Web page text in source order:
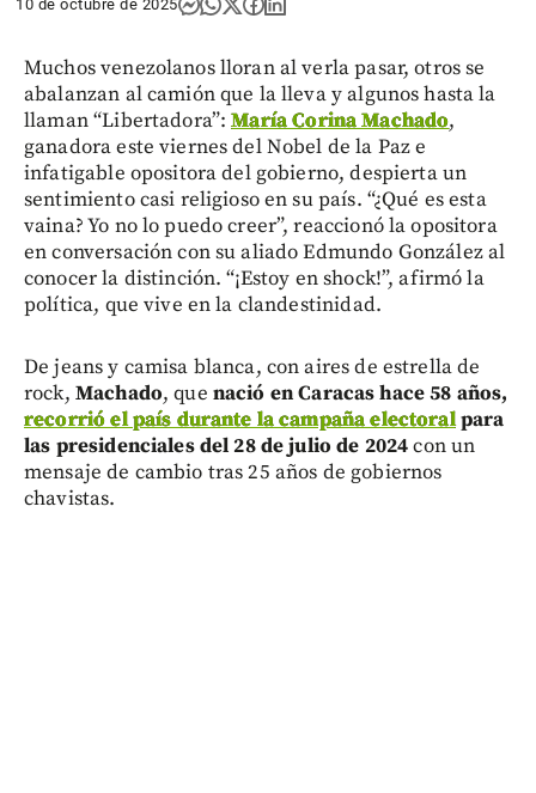
10 de octubre de 2025
Muchos venezolanos lloran al verla pasar, otros se
abalanzan al camión que la lleva y algunos hasta la
llaman “Libertadora”:María Corina Machado,
ganadora este viernes del Nobel de la Paz e
infatigable opositora del gobierno, despierta un
sentimiento casi religioso en su país. “¿Qué es esta
vaina? Yo no lo puedo creer”, reaccionó la opositora
en conversación con su aliado Edmundo González al
conocer la distinción. “¡Estoy en shock!”, afirmó la
política, que vive en la clandestinidad.
De jeans y camisa blanca, con aires de estrella de
rock, Machado, que nació en Caracas hace 58 años,
recorrió el país durante la campaña electoralpara
las presidenciales del 28 de julio de 2024con un
mensaje de cambio tras 25 años de gobiernos
chavistas.